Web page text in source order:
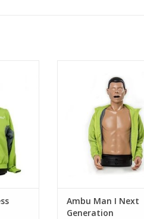
laten maken is ervoor
dat de pop helemaal
is en in verschillende
omgevingen kan
TOEVOEGEN AAN
Ambu Man I Next
Generation